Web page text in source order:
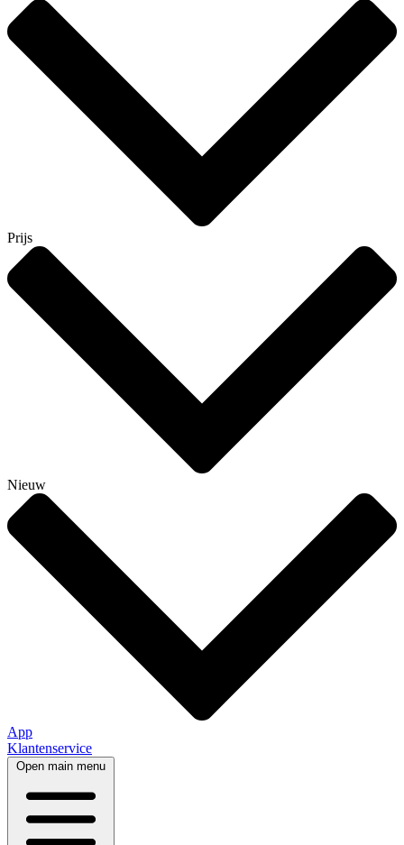
Prijs
Nieuw
App
Klantenservice
Open main menu